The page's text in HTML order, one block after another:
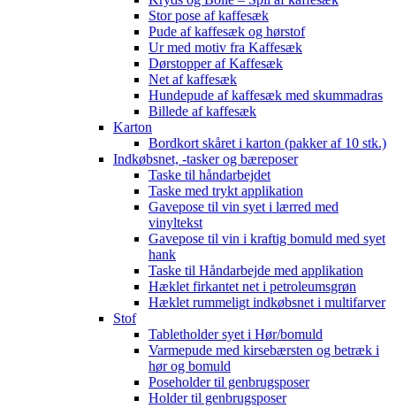
Stor pose af kaffesæk
Pude af kaffesæk og hørstof
Ur med motiv fra Kaffesæk
Dørstopper af Kaffesæk
Net af kaffesæk
Hundepude af kaffesæk med skummadras
Billede af kaffesæk
Karton
Bordkort skåret i karton (pakker af 10 stk.)
Indkøbsnet, -tasker og bæreposer
Taske til håndarbejdet
Taske med trykt applikation
Gavepose til vin syet i lærred med
vinyltekst
Gavepose til vin i kraftig bomuld med syet
hank
Taske til Håndarbejde med applikation
Hæklet firkantet net i petroleumsgrøn
Hæklet rummeligt indkøbsnet i multifarver
Stof
Tabletholder syet i Hør/bomuld
Varmepude med kirsebærsten og betræk i
hør og bomuld
Poseholder til genbrugsposer
Holder til genbrugsposer